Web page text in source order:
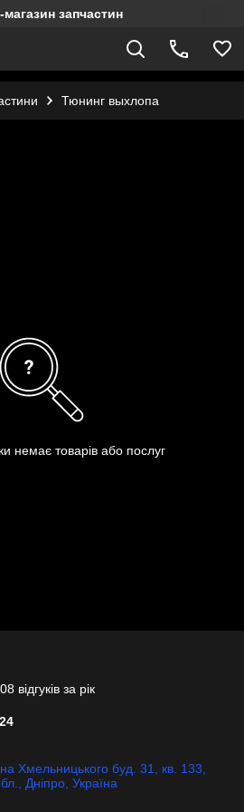
запчастин
Тюнинг выхлопа
немає товарів або послуг
відгуків за рік
Хмельницького буд. 31, кв. 133,
Дніпро, Україна